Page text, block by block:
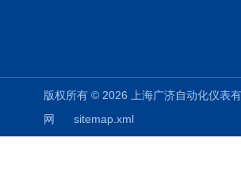
版权所有 © 2026 上海广济自动化仪
网
sitemap.xml